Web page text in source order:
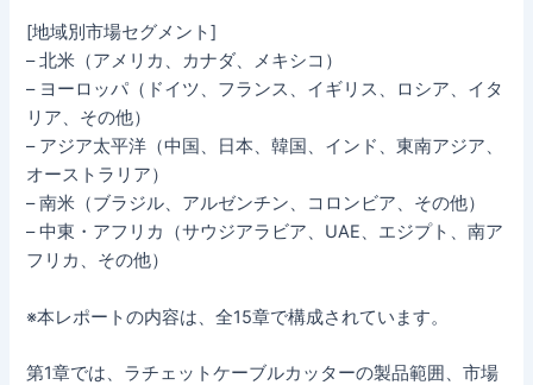
[地域別市場セグメント]
– 北米（アメリカ、カナダ、メキシコ）
– ヨーロッパ（ドイツ、フランス、イギリス、ロシア、イタ
リア、その他）
– アジア太平洋（中国、日本、韓国、インド、東南アジア、
オーストラリア）
– 南米（ブラジル、アルゼンチン、コロンビア、その他）
– 中東・アフリカ（サウジアラビア、UAE、エジプト、南ア
フリカ、その他）
※本レポートの内容は、全15章で構成されています。
第1章では、ラチェットケーブルカッターの製品範囲、市場